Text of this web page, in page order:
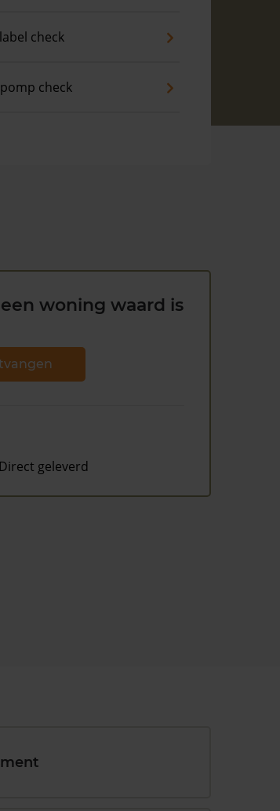
check
check
woning waard is
Direct geleverd